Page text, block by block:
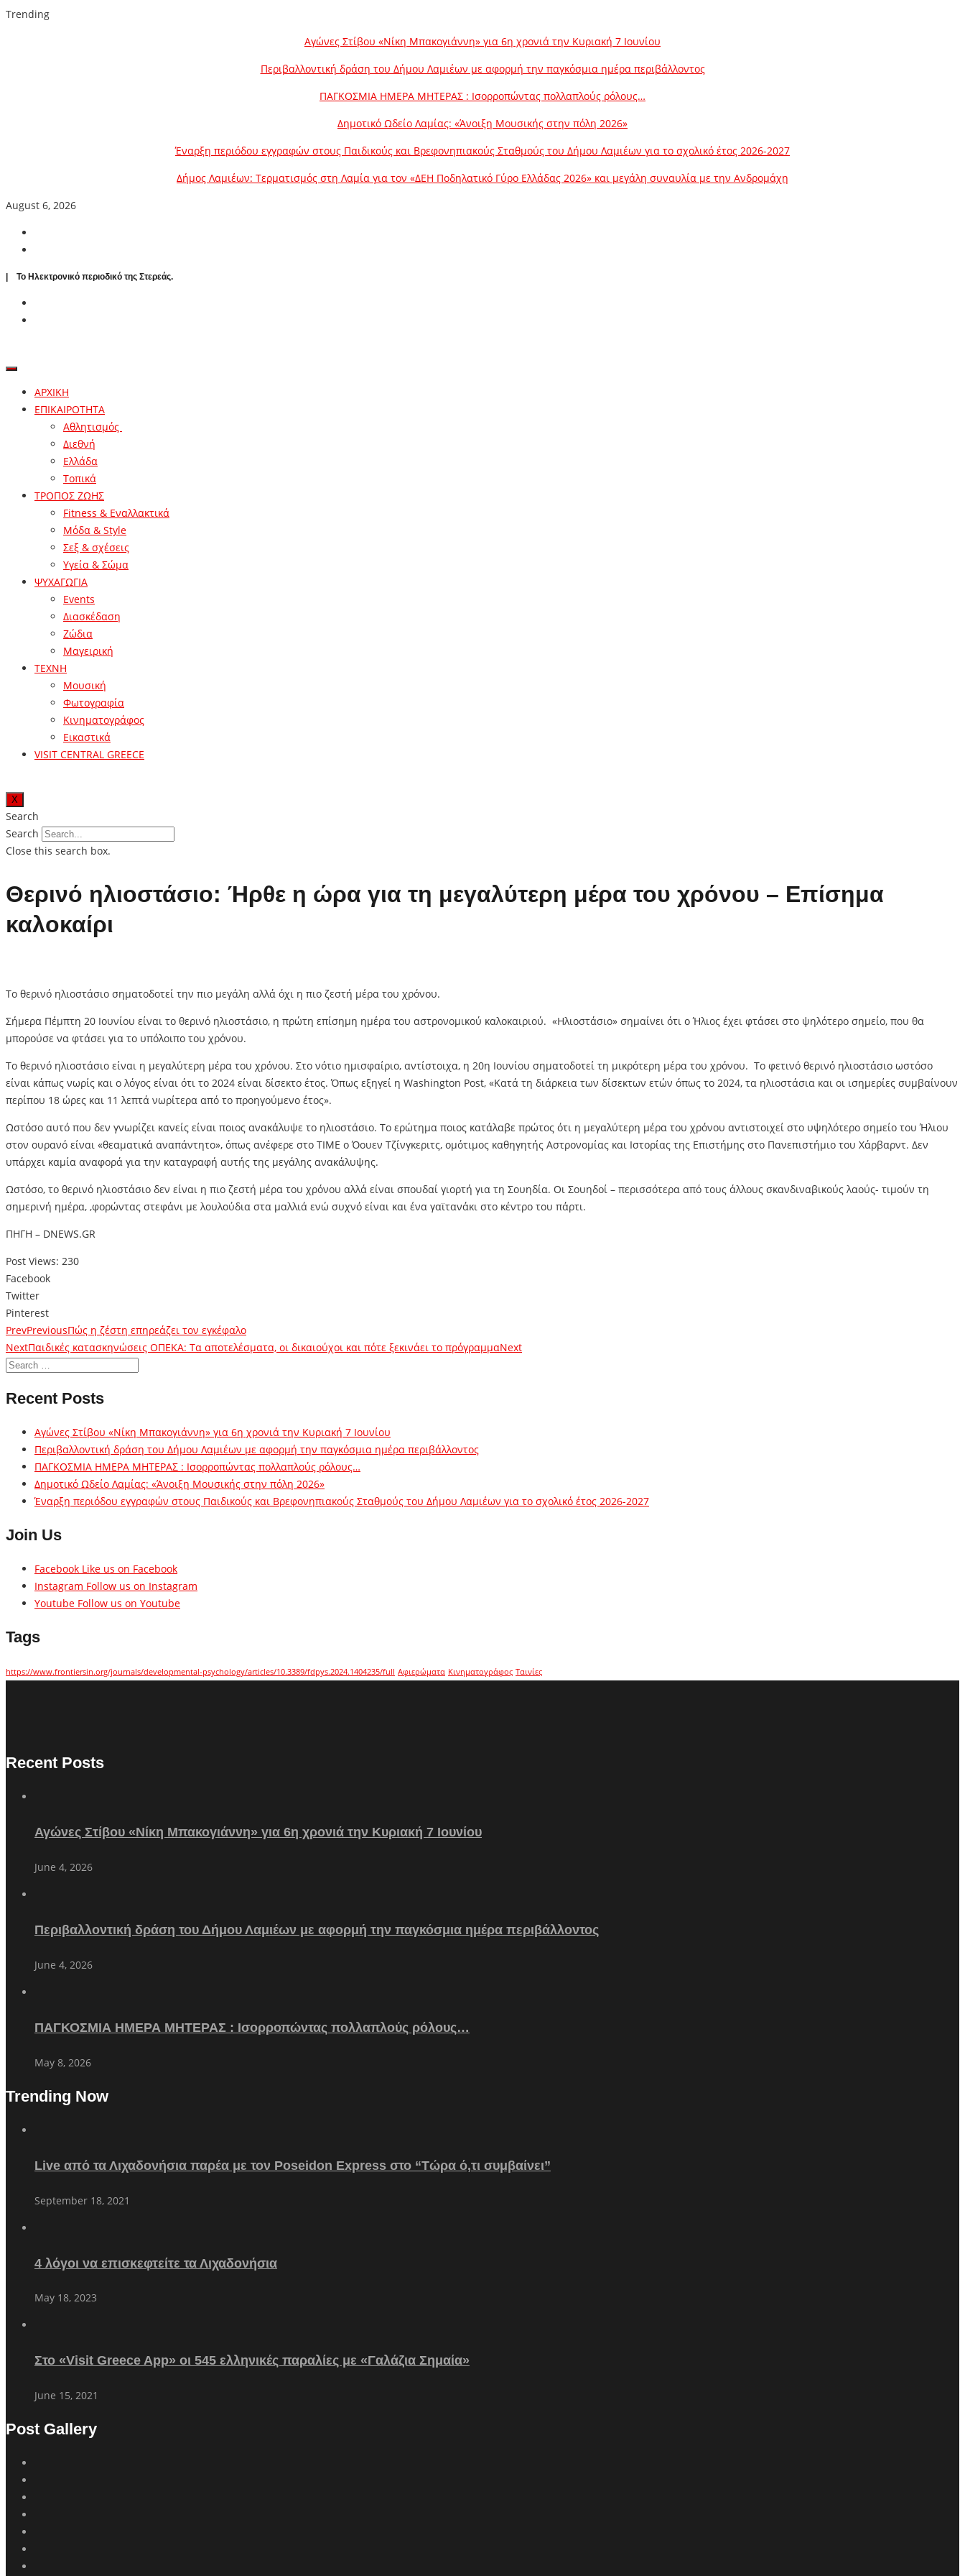
Trending
Αγώνες Στίβου «Νίκη Μπακογιάννη» για 6η χρονιά την Κυριακή 7 Ιουνίου
Περιβαλλοντική δράση του Δήμου Λαμιέων με αφορμή την παγκόσμια ημέρα περιβάλλοντος
ΠΑΓΚΟΣΜΙΑ ΗΜΕΡΑ ΜΗΤΕΡΑΣ : Ισορροπώντας πολλαπλούς ρόλους…
Δημοτικό Ωδείο Λαμίας: «Άνοιξη Μουσικής στην πόλη 2026»
Έναρξη περιόδου εγγραφών στους Παιδικούς και Βρεφονηπιακούς Σταθμούς του Δήμου Λαμιέων για το σχολικό έτος 2026-2027
Δήμος Λαμιέων: Τερματισμός στη Λαμία για τον «ΔΕΗ Ποδηλατικό Γύρο Ελλάδας 2026» και μεγάλη συναυλία με την Ανδρομάχη
August 6, 2026
| To Ηλεκτρονικό περιοδικό της Στερεάς.
ΑΡΧΙΚΗ
ΕΠΙΚΑΙΡΟΤΗΤΑ
Αθλητισμός
Διεθνή
Ελλάδα
Τοπικά
ΤΡΟΠΟΣ ΖΩΗΣ
Fitness & Εναλλακτικά
Μόδα & Style
Σεξ & σχέσεις
Υγεία & Σώμα
ΨΥΧΑΓΩΓΙΑ
Events
Διασκέδαση
Ζώδια
Μαγειρική
ΤΕΧΝΗ
Μουσική
Φωτογραφία
Κινηματογράφος
Εικαστικά
VISIT CENTRAL GREECE
X
Search
Search
Close this search box.
Θερινό ηλιοστάσιο: Ήρθε η ώρα για τη μεγαλύτερη μέρα του χρόνου – Επίσημα
καλοκαίρι
Το θερινό ηλιοστάσιο σηματοδοτεί την πιο μεγάλη αλλά όχι η πιο ζεστή μέρα του χρόνου.
Σήμερα Πέμπτη 20 Ιουνίου είναι το θερινό ηλιοστάσιο, η πρώτη επίσημη ημέρα του αστρονομικού καλοκαιριού. «Ηλιοστάσιο» σημαίνει ότι ο Ήλιος έχει φτάσει στο ψηλότερο σημείο, που θα
μπορούσε να φτάσει για το υπόλοιπο του χρόνου.
Το θερινό ηλιοστάσιο είναι η μεγαλύτερη μέρα του χρόνου. Στο νότιο ημισφαίριο, αντίστοιχα, η 20η Ιουνίου σηματοδοτεί τη μικρότερη μέρα του χρόνου. Το φετινό θερινό ηλιοστάσιο ωστόσο
είναι κάπως νωρίς και ο λόγος είναι ότι το 2024 είναι δίσεκτο έτος. Όπως εξηγεί η Washington Post, «Κατά τη διάρκεια των δίσεκτων ετών όπως το 2024, τα ηλιοστάσια και οι ισημερίες συμβαίνουν
περίπου 18 ώρες και 11 λεπτά νωρίτερα από το προηγούμενο έτος».
Ωστόσο αυτό που δεν γνωρίζει κανείς είναι ποιος ανακάλυψε το ηλιοστάσιο. Το ερώτημα ποιος κατάλαβε πρώτος ότι η μεγαλύτερη μέρα του χρόνου αντιστοιχεί στο υψηλότερο σημείο του Ήλιου
στον ουρανό είναι «θεαματικά αναπάντητο», όπως ανέφερε στο TIME ο Όουεν Τζίνγκεριτς, ομότιμος καθηγητής Αστρονομίας και Ιστορίας της Επιστήμης στο Πανεπιστήμιο του Χάρβαρντ. Δεν
υπάρχει καμία αναφορά για την καταγραφή αυτής της μεγάλης ανακάλυψης.
Ωστόσο, το θερινό ηλιοστάσιο δεν είναι η πιο ζεστή μέρα του χρόνου αλλά είναι σπουδαί γιορτή για τη Σουηδία. Οι Σουηδοί – περισσότερα από τους άλλους σκανδιναβικούς λαούς- τιμούν τη
σημερινή ημέρα, ,φορώντας στεφάνι με λουλούδια στα μαλλιά ενώ συχνό είναι και ένα γαϊτανάκι στο κέντρο του πάρτι.
ΠΗΓΗ – DNEWS.GR
Post Views: 230
Facebook
Twitter
Pinterest
PrevPreviousΠώς η ζέστη επηρεάζει τον εγκέφαλο
NextΠαιδικές κατασκηνώσεις ΟΠΕΚΑ: Τα αποτελέσματα, οι δικαιούχοι και πότε ξεκινάει το πρόγραμμαNext
Recent Posts
Αγώνες Στίβου «Νίκη Μπακογιάννη» για 6η χρονιά την Κυριακή 7 Ιουνίου
Περιβαλλοντική δράση του Δήμου Λαμιέων με αφορμή την παγκόσμια ημέρα περιβάλλοντος
ΠΑΓΚΟΣΜΙΑ ΗΜΕΡΑ ΜΗΤΕΡΑΣ : Ισορροπώντας πολλαπλούς ρόλους…
Δημοτικό Ωδείο Λαμίας: «Άνοιξη Μουσικής στην πόλη 2026»
Έναρξη περιόδου εγγραφών στους Παιδικούς και Βρεφονηπιακούς Σταθμούς του Δήμου Λαμιέων για το σχολικό έτος 2026-2027
Join Us
Facebook Like us on Facebook
Instagram Follow us on Instagram
Youtube Follow us on Youtube
Tags
https://www.frontiersin.org/journals/developmental-psychology/articles/10.3389/fdpys.2024.1404235/full Αφιερώματα Κινηματογράφος Ταινίες
Recent Posts
Αγώνες Στίβου «Νίκη Μπακογιάννη» για 6η χρονιά την Κυριακή 7 Ιουνίου
June 4, 2026
Περιβαλλοντική δράση του Δήμου Λαμιέων με αφορμή την παγκόσμια ημέρα περιβάλλοντος
June 4, 2026
ΠΑΓΚΟΣΜΙΑ ΗΜΕΡΑ ΜΗΤΕΡΑΣ : Ισορροπώντας πολλαπλούς ρόλους…
May 8, 2026
Trending Now
Live από τα Λιχαδονήσια παρέα με τον Poseidon Express στο “Τώρα ό,τι συμβαίνει”
September 18, 2021
4 λόγοι να επισκεφτείτε τα Λιχαδονήσια
May 18, 2023
Στο «Visit Greece App» οι 545 ελληνικές παραλίες με «Γαλάζια Σημαία»
June 15, 2021
Post Gallery